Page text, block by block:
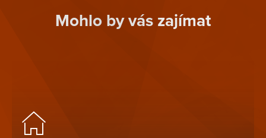
Mohlo by vás zajímat